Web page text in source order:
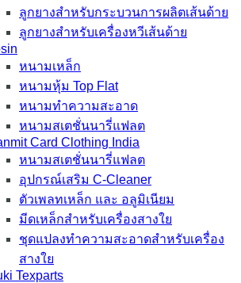
ลูกยางสำหรับกระบวนการผลิตเส้นด้าย
ลูกยางสำหรับเครื่องหวีเส้นด้าย
หนามเหล็ก
หนามหุ้ม Top Flat
หนามทำความสะอาด
หนามสเตชั่นนารี่แฟลต
Card Clothing India
หนามสเตชั่นนารี่แฟลต
อุปกรณ์เสริม C-Cleaner
ตัวเพลทเหล็ก และ อลูมิเนียม
มีดเหล็กสำหรับเครื่องสางใย
ชุดแปลงทำความสะอาดสำหรับเครื่อง
สางใย
Texparts